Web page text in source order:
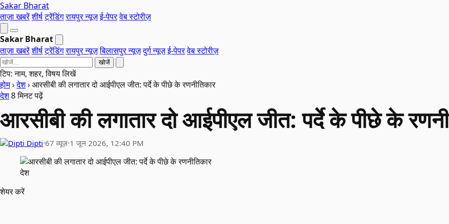
Sakar Bharat
ताज़ा खबरेंशीर्षट्रेंडिंगरायपुर न्यूज़ई-पेपरवेब स्टोरीज़
Sakar Bharat
ताज़ा खबरेंशीर्षट्रेंडिंगरायपुर न्यूज़बिलासपुर न्यूज़दुर्ग न्यूज़ई-पेपरवेब स्टोरीज़
खोजें
टिप: नाम, शहर, विषय लिखें
होम›देश›आरसीबी की लगातार दो आईपीएल जीत: पर्दे के पीछे के रणनीतिकार
देश8 मिनट पढ़ें
आरसीबी की लगातार दो आईपीएल जीत: पर्दे के पीछे के
Dipti·67 व्यूज़·1 जून 2026, 12:40 PM
देश
शेयर करें